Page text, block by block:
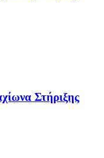
Στήριξης